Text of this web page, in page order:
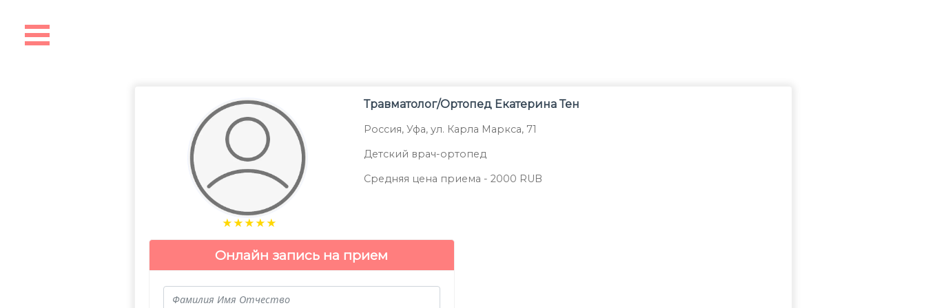
★★★★★
Травматолог/ортопед Екатерина Тен
Россия, Уфа, ул. Карла Маркса, 71
Детский врач-ортопед
Средняя цена приема - 2000 RUB
Онлайн запись на прием